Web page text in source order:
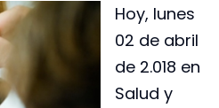
Hoy, lunes
02 de abril
de 2.018 en
Salud y